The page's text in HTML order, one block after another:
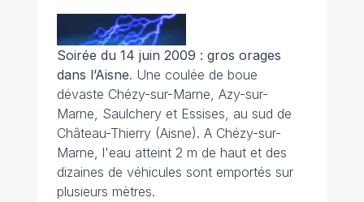
Soirée du 14 juin 2009 : gros orages
dans l’Aisne. Une coulée de boue
dévaste Chézy-sur-Marne, Azy-sur-
Marne, Saulchery et Essises, au sud de
Château-Thierry (Aisne). A Chézy-sur-
Marne, l'eau atteint 2 m de haut et des
dizaines de véhicules sont emportés sur
plusieurs mètres.